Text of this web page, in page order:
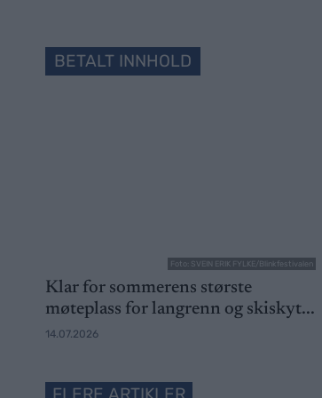
BETALT INNHOLD
Foto: SVEIN ERIK FYLKE/Blinkfestivalen
Klar for sommerens største
møteplass for langrenn og skiskyt...
14.07.2026